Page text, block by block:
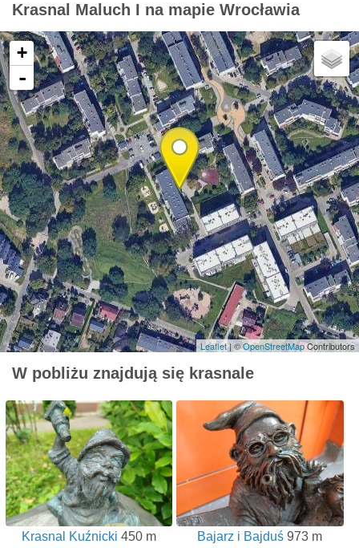
Krasnal Maluch I na mapie Wrocławia
+
-
Leaflet| ©OpenStreetMapContributors
W pobliżu znajdują się krasnale
Krasnal Kuźnicki 450 m Bajarz i Bajduś 973 m